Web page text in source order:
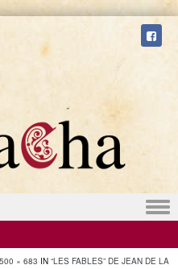
500 × 683 IN “LES FABLES” DE JEAN DE LA